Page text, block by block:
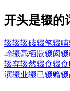
开头是辍的
辍辍辍硋辍笔辍哺
翰辍毫栖牍辍阂辍
辍弃辍然辍食辍
演辍业辍已辍赠